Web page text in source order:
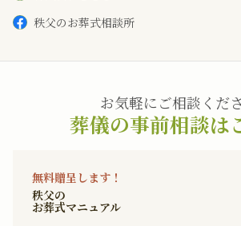
秩父のお葬式相談所
お気軽にご相談くだ
葬儀の事前相談は
無料贈呈します！
秩父の
お葬式マニュアル